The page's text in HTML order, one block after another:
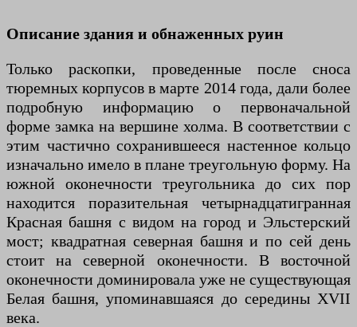
Описание здания и обнаженных руин
Только раскопки, проведенные после сноса
тюремных корпусов в марте 2014 года, дали более
подробную информацию о первоначальной
форме замка на вершине холма. В соответствии с
этим частично сохранившееся настенное кольцо
изначально имело в плане треугольную форму. На
южной оконечности треугольника до сих пор
находится поразительная четырнадцатигранная
Красная башня с видом на город и Эльстерский
мост; квадратная северная башня и по сей день
стоит на северной оконечности. В восточной
оконечности доминировала уже не существующая
Белая башня, упоминавшаяся до середины XVII
века.